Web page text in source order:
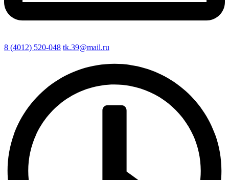
8 (4012) 520-048 tk.39@mail.ru